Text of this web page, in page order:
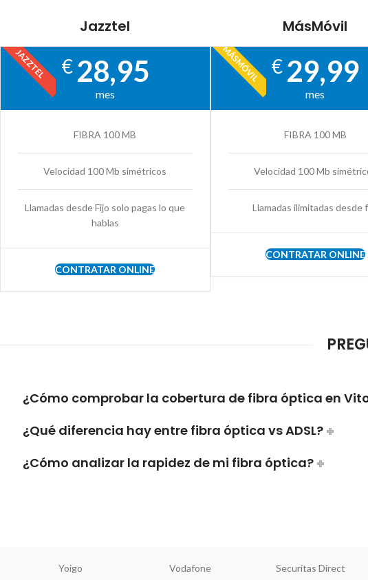
Jazztel
JAZZTEL € 28,95
mes
FIBRA 100 MB
Velocidad 100 Mb simétricos
Llamadas desde Fijo solo pagas lo que
hablas
CONTRATAR ONLINE
MásMóvil
MÁSMÓVIL € 29,99
mes
FIBRA 100 MB
Velocidad 100 Mb
Llamadas ilimitadas desde
CONTRATAR ONLINE
¿Cómo comprobar la cobertura de fibra óptica en
¿Qué diferencia hay entre fibra óptica vs ADSL?
¿Cómo analizar la rapidez de mi fibra óptica?
Yoigo Vodafone Securitas Direct